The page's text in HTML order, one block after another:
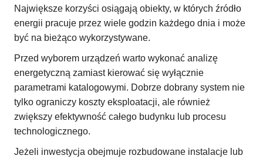
Największe korzyści osiągają obiekty, w których źródło
energii pracuje przez wiele godzin każdego dnia i może
być na bieżąco wykorzystywane.
Przed wyborem urządzeń warto wykonać analizę
energetyczną zamiast kierować się wyłącznie
parametrami katalogowymi. Dobrze dobrany system nie
tylko ograniczy koszty eksploatacji, ale również
zwiększy efektywność całego budynku lub procesu
technologicznego.
Jeżeli inwestycja obejmuje rozbudowane instalacje lub